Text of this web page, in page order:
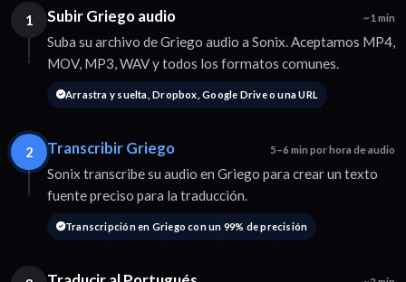
1 Subir Griego audio ~1 min
Suba su archivo de Griego audio a Sonix. Aceptamos MP4,
MOV, MP3, WAV y todos los formatos comunes.
Arrastra y suelta, Dropbox, Google Drive o una URL
2 Transcribir Griego 5–6 min por hora de audio
Sonix transcribe su audio en Griego para crear un texto
fuente preciso para la traducción.
Transcripción en Griego con un 99% de precisión